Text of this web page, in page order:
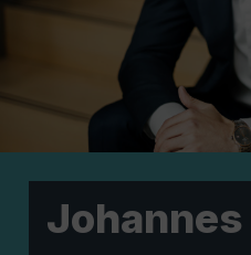
Johannes